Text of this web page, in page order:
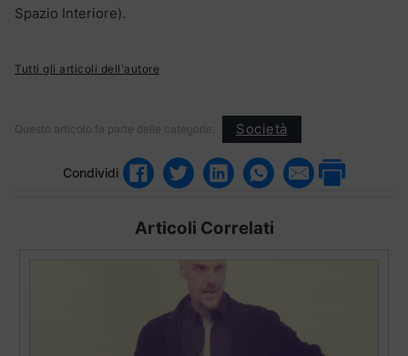
Spazio Interiore).
Tutti gli articoli dell'autore
Questo articolo fa parte delle categorie: Società
Condividi
Articoli Correlati